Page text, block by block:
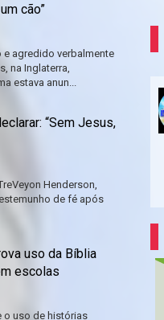
cão”
agredido verbalmente
na Inglaterra,
estava anun...
“Sem Jesus,
Henderson,
de fé após
uso da Bíblia
escolas
o uso de histórias